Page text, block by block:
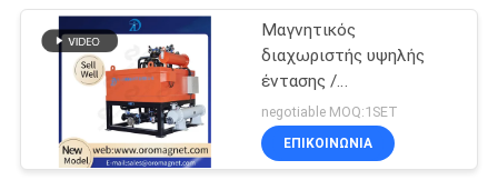
Μαγνητικός
διαχωριστής
ζωνών
μεταφορέων
Μαγνητικός
διαχωριστής υψηλής
έντασης /
ηλεκτρομαγνητικός
διαχωριστής ιλύων για
χαολίνο φελντσπάρ
negotiable MOQ:1SET
ΕΠΙΚΟΙΝΩΝΊΑ